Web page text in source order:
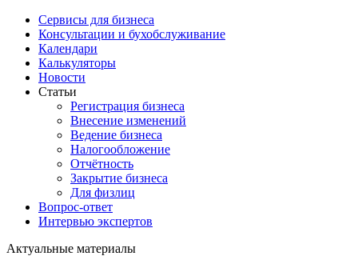
Сервисы для бизнеса
Консультации и бухобслуживание
Календари
Калькуляторы
Новости
Статьи
Регистрация бизнеса
Внесение изменений
Ведение бизнеса
Налогообложение
Отчётность
Закрытие бизнеса
Для физлиц
Вопрос-ответ
Интервью экспертов
Актуальные материалы